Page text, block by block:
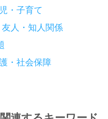
・子育て
友人・知人関係
・社会保障